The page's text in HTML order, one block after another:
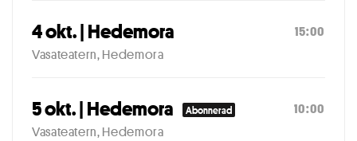
4 okt. | Hedemora
Vasateatern, Hedemora
15:00
5 okt. | Hedemora Abonnerad
Vasateatern, Hedemora
10:00